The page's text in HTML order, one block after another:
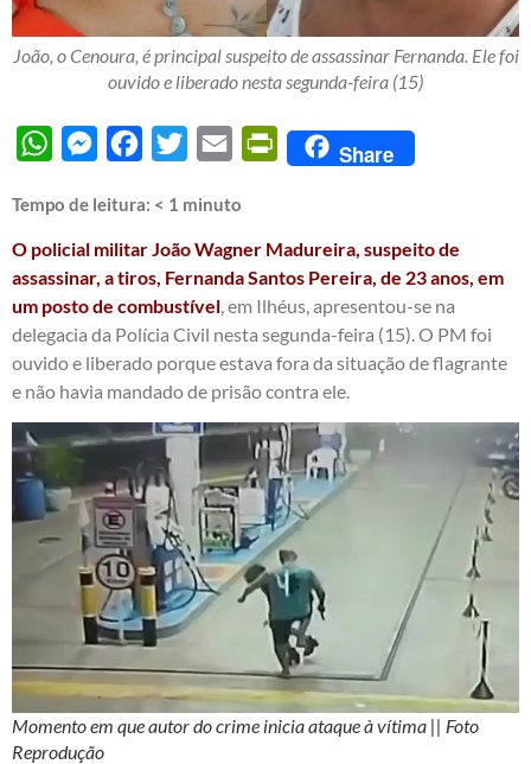
João, o Cenoura, é principal suspeito de assassinar Fernanda. Ele foi
ouvido e liberado nesta segunda-feira (15)
WhatsAppMessengerFacebook
Twitter Email PrintFriendly
Share
Tempo de leitura: < 1 minuto
O policial militar João Wagner Madureira, suspeito de
assassinar, a tiros, Fernanda Santos Pereira, de 23 anos, em
um posto de combustível , em Ilhéus, apresentou-se na
delegacia da Polícia Civil nesta segunda-feira (15). O PM foi
ouvido e liberado porque estava fora da situação de flagrante
e não havia mandado de prisão contra ele.
Momento em que autor do crime inicia ataque à vítima || Foto
Reprodução